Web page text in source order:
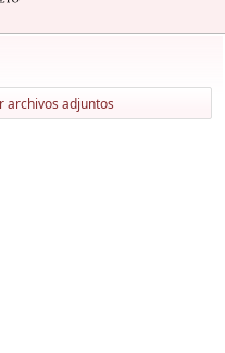
archivos adjuntos